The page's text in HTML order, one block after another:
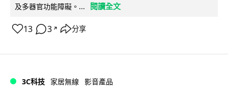
及多器官功能障礙。...
閱讀全文
13 3 ↗ 分享
3C科技 家居無線 影音產品